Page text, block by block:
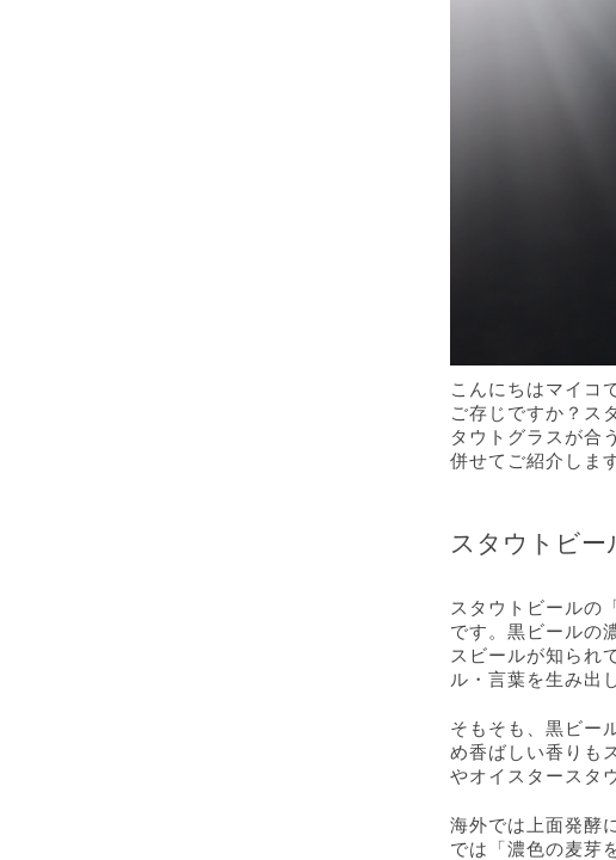
こんにちはマイコ
ご存じですか？ス
タウトグラスが合
併せてご紹介しま
スタウトビー
スタウトビールの
です。黒ビールの
スビールが知られ
ル・言葉を生み出
そもそも、黒ビー
め香ばしい香りも
やオイスタースタ
海外では上面発酵
では「濃色の麦芽